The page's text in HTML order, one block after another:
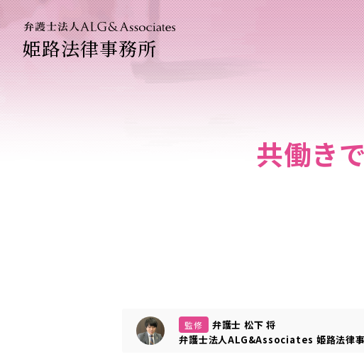
姫路法律事務所
離
共働き
監修
弁護士 松下 将
弁護士法人ALG&Associates 姫路法律